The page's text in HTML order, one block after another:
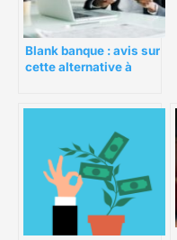
Blank banque : avis sur
cette alternative à